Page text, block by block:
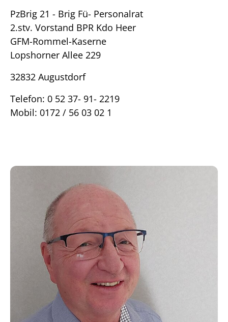
PzBrig 21 - Brig Fü- Personalrat
2.stv. Vorstand BPR Kdo Heer
GFM-Rommel-Kaserne
Lopshorner Allee 229
32832 Augustdorf
Telefon: 0 52 37- 91- 2219
Mobil: 0172 / 56 03 02 1